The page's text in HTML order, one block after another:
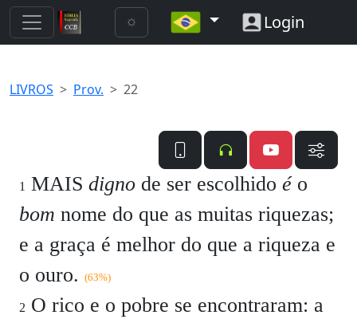
Login
LIVROS Prov. 22
1 MAIS digno de ser escolhido éo
bom nome do que as muitas riquezas;
e a graça é melhor do que a riqueza e
o ouro. (63%)
2 O rico e o pobre se encontraram: a